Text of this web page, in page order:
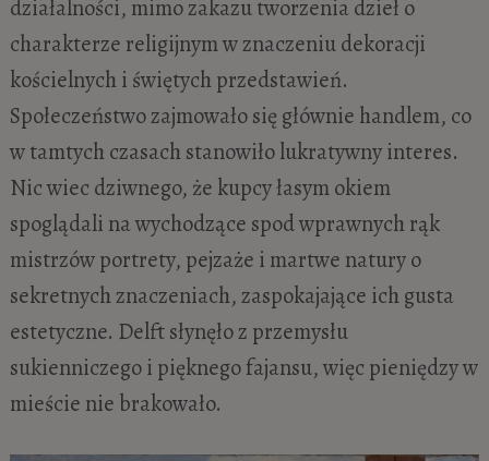
działalności, mimo zakazu tworzenia dzieł o
charakterze religijnym w znaczeniu dekoracji
kościelnych i świętych przedstawień.
Społeczeństwo zajmowało się głównie handlem, co
w tamtych czasach stanowiło lukratywny interes.
Nic wiec dziwnego, że kupcy łasym okiem
spoglądali na wychodzące spod wprawnych rąk
mistrzów portrety, pejzaże i martwe natury o
sekretnych znaczeniach, zaspokajające ich gusta
estetyczne. Delft słynęło z przemysłu
sukienniczego i pięknego fajansu, więc pieniędzy w
mieście nie brakowało.